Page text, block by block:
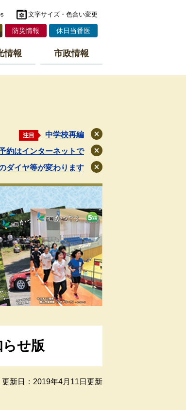
文字サイズ・色合い変更
防災情報 休日当番医
情報 市政情報
注目 中学校再編
閉
じ
る
約はインターネットで
閉
じ
る
ダイヤ等が変わります
閉
る
せ版
更新日：2019年4月11日更新